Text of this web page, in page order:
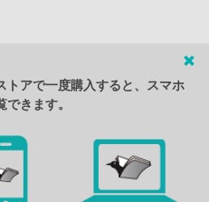
トアで一度購入すると、スマホ
きます。